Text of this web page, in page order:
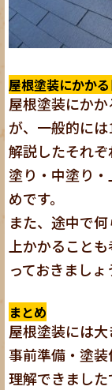
屋根塗装にかか
屋根塗装にか
が、一般的には
解説したそれ
塗り・中塗り
めです。
また、途中で
上かかること
っておきましょ
まとめ
屋根塗装には
事前準備・塗
理解できました